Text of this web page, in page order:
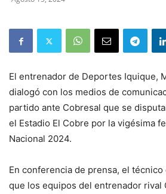
El entrenador de Deportes Iquique,
dialogó con los medios de
partido ante Cobresal que se
el Estadio El Cobre por la vigésima
Nacional 2024.
En conferencia de prensa, el técnico
que los equipos del entrenador rival